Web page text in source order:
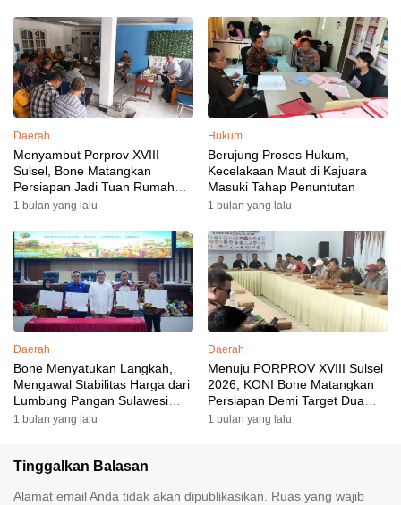
Daerah
Menyambut Porprov XVIII
Sulsel, Bone Matangkan
Persiapan Jadi Tuan Rumah
yang Berkesan: Wakil Bupati
Targetkan Venue dan
Akomodasi Rampung
1 bulan yang lalu
Hukum
Berujung Proses Hukum,
Kecelakaan Maut di Kajuara
Masuki Tahap Penuntutan
1 bulan yang lalu
Daerah
Bone Menyatukan Langkah,
Mengawal Stabilitas Harga dari
Lumbung Pangan Sulawesi
Selatan
1 bulan yang lalu
Daerah
Menuju PORPROV XVIII Sulsel
2026, KONI Bone Matangkan
Persiapan Demi Target Dua
Besar
1 bulan yang lalu
Tinggalkan Balasan
Alamat email Anda tidak akan dipublikasikan. Ruas yang wajib